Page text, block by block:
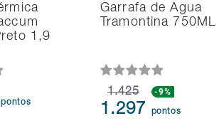
1,9
pontos
Garrafa de Água
Tramontina 750ML
1.425 -9%
1.297 pontos